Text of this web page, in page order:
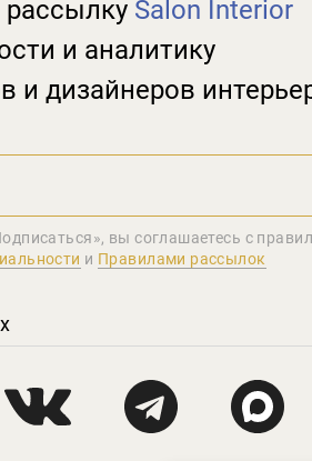
Salon Interior
и аналитику
и дизайнеров
вы соглашаетеcь с
и Правилами рассылок